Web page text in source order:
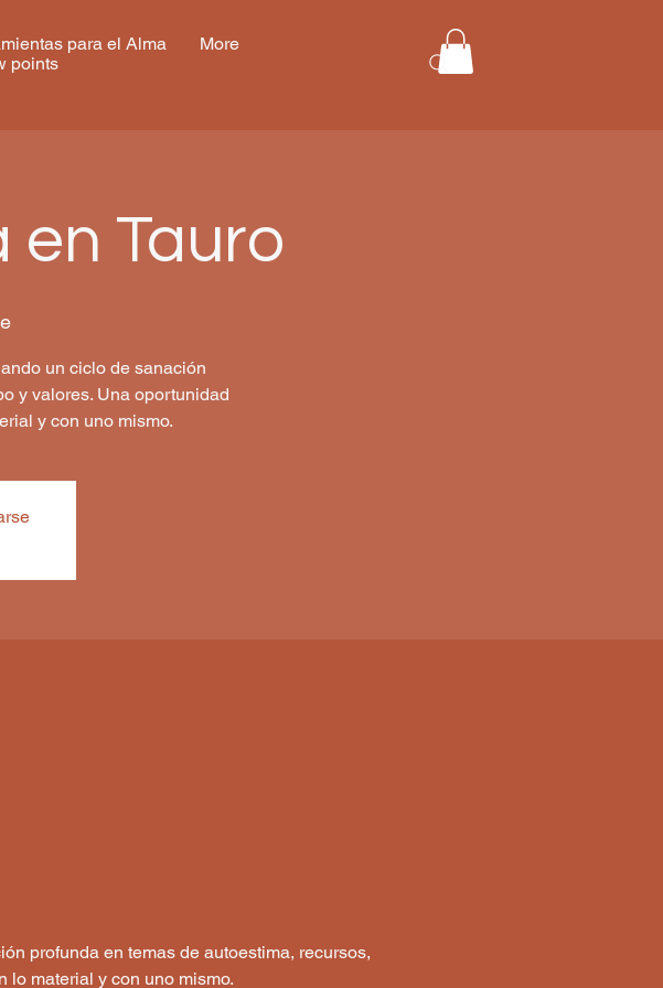
para el Alma
More
points
en Tauro
un ciclo de sanación
y valores. Una oportunidad
y con uno mismo.
profunda en temas de autoestima, recursos,
lo material y con uno mismo.